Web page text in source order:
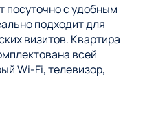
посуточно с удобным
подходит для
визитов. Квартира
всей
Wi-Fi, телевизор,
чайник и
с новыми